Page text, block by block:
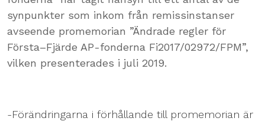
synpunkter som inkom från remissinstanser
avseende promemorian ”Ändrade regler för
Första–Fjärde AP-fonderna Fi2017/02972/FPM”,
vilken presenterades i juli 2019.
-Förändringarna i förhållande till promemorian är